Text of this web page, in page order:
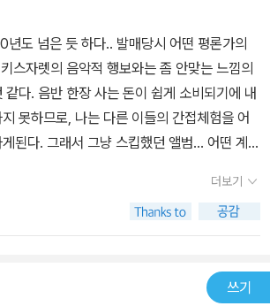
년도 넘은 듯 하다.. 발매당시 어떤 평론가의
스자렛의 음악적 행보와는 좀 안맞는 느낌의
다. 음반 한장 사는 돈이 쉽게 소비되기에 내
못하므로, 나는 다른 이들의 간접체험을 어
된다. 그래서 그냥 스킵했던 앨범... 어떤 계기
되었다고 한다. 그래서 일까? 녹음의 울림은
다만, 피아노 한대로 이뤄지는 본 앨범에서 녹
할 것 같진 않았다는 게 이 앨범을 절묘한 성공
과한 스스로에게 하는 내밀한 독백과도 같다.
더보기
쓰기